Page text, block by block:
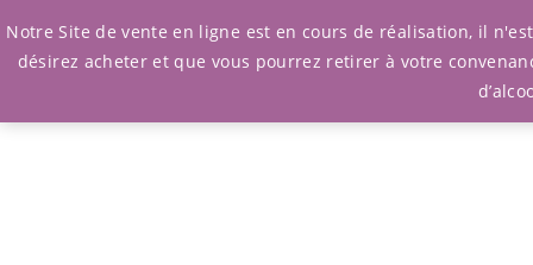
Notre Site de vente en ligne est en cours de réalisation, il
désirez acheter et que vous pourrez retirer à votre